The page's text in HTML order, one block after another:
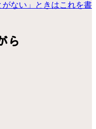
がない」ときはこれを書
ら